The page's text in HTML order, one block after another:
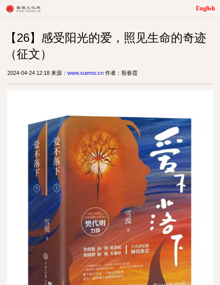
English
【26】感受阳光的爱，照见生命的奇迹
（征文）
2024-04-24 12:18 来源： www.xuemo.cn 作者：殷春霞